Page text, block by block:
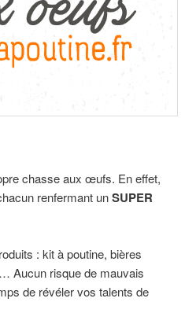
chasse aux œufs. En effet,
renfermant unSUPER
: kit à poutine, bières
Aucun risque de mauvais
de révéler vos talents de